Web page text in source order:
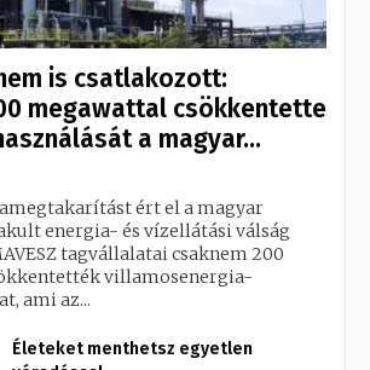
is csatlakozott:
megawattal csökkentette
a magyar...
ért el a magyar
energia- és vízellátási válság
tagvállalatai csaknem 200
villamosenergia-
ami az...
Életeket menthetsz egyetlen